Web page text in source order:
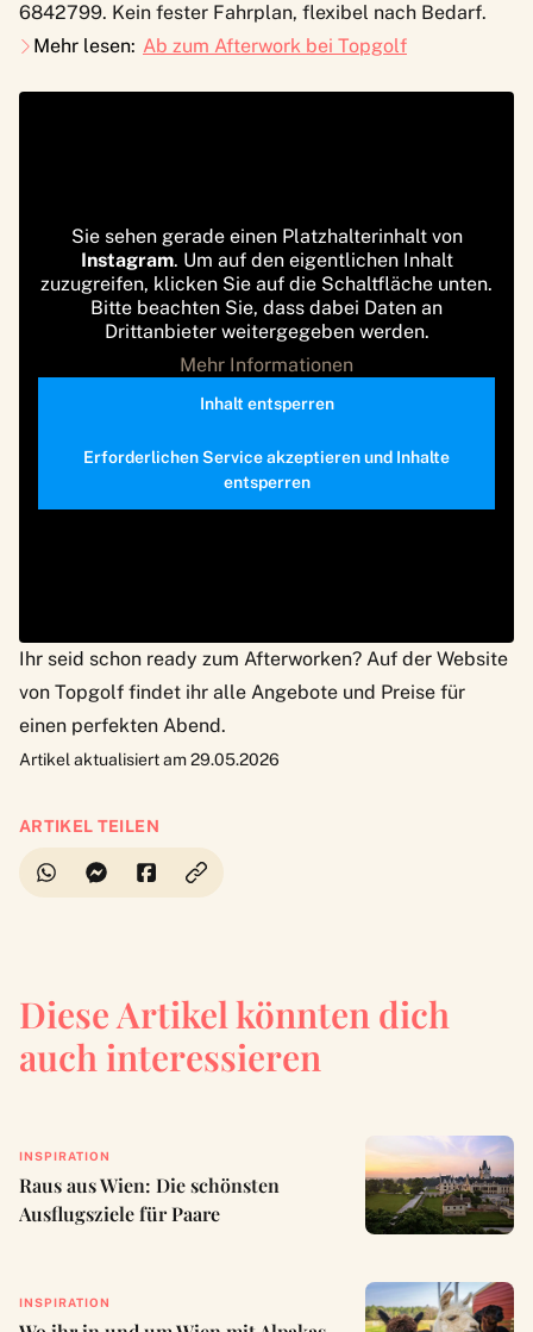
6842799. Kein fester Fahrplan, flexibel nach Bedarf.
Mehr lesen: Ab zum Afterwork bei Topgolf
Sie sehen gerade einen Platzhalterinhalt von
Instagram. Um auf den eigentlichen Inhalt
zuzugreifen, klicken Sie auf die Schaltfläche unten.
Bitte beachten Sie, dass dabei Daten an
Drittanbieter weitergegeben werden.
Mehr Informationen
Inhalt entsperren
Erforderlichen Service akzeptieren und Inhalte
entsperren
Ihr seid schon ready zum Afterworken? Auf der Website
von Topgolf findet ihr alle Angebote und Preise für
einen perfekten Abend.
Artikel aktualisiert am 29.05.2026
ARTIKEL TEILEN
Diese Artikel könnten dich
auch interessieren
INSPIRATION
Raus aus Wien: Die schönsten
Ausflugsziele für Paare
INSPIRATION